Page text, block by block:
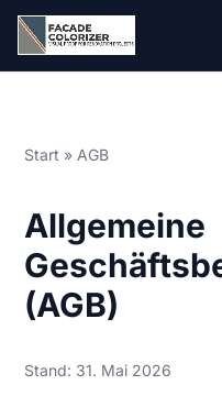
Zum Hauptinhalt springen
Start » AGB
Allgemeine
(AGB)
Stand: 31. Mai 2026